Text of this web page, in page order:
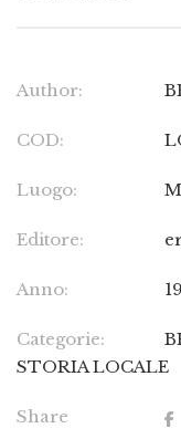
Author:
COD:
Luogo:
Editore:
Anno:
Categorie:
STORIA LOCALE
Share